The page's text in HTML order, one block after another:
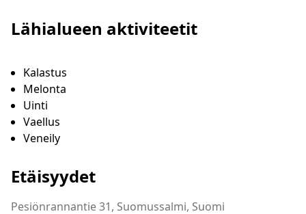
Lähialueen aktiviteetit
Kalastus
Melonta
Uinti
Vaellus
Veneily
Etäisyydet
Pesiönrannantie 31, Suomussalmi, Suomi